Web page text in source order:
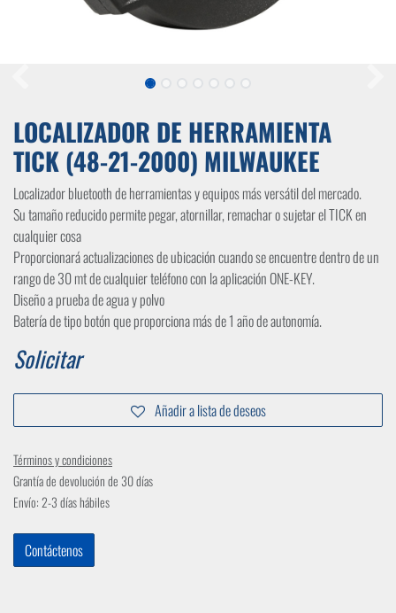
LOCALIZADOR DE HERRAMIENTA
TICK (48-21-2000) MILWAUKEE
Localizador bluetooth de herramientas y equipos más versátil del mercado.
Su tamaño reducido permite pegar, atornillar, remachar o sujetar el TICK en
cualquier cosa
Proporcionará actualizaciones de ubicación cuando se encuentre dentro de un
rango de 30 mt de cualquier teléfono con la aplicación ONE-KEY.
Diseño a prueba de agua y polvo
Batería de tipo botón que proporciona más de 1 año de autonomía.
Solicitar
Añadir a lista de deseos
Términos y condiciones
Grantía de devolución de 30 días
Envío: 2-3 días hábiles
Contáctenos